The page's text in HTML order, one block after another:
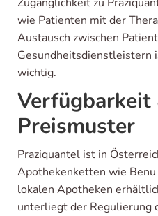
wie Patienten mit der
Austausch zwischen
Gesundheitsdienstleistern
wichtig.
Verfügbarkeit
Preismuster
Praziquantel ist in
Apothekenketten wie
lokalen Apotheken
unterliegt der Regulierung